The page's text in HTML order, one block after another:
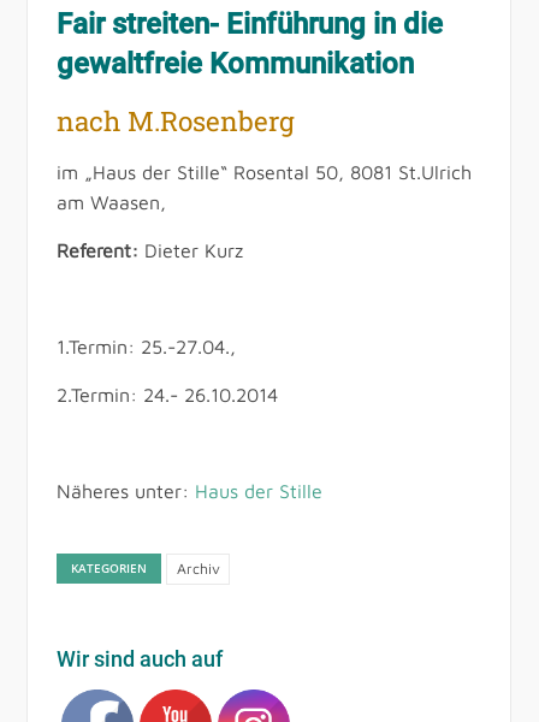
Fair streiten- Einführung in die
gewaltfreie Kommunikation
nach M.Rosenberg
im „Haus der Stille“ Rosental 50, 8081 St.Ulrich
am Waasen,
Referent: Dieter Kurz
1.Termin: 25.-27.04.,
2.Termin: 24.- 26.10.2014
Näheres unter: Haus der Stille
KATEGORIEN Archiv
Wir sind auch auf